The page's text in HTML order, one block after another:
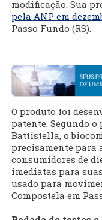
modificação. Sua
pela ANP em
Passo Fundo (RS).
O produto foi
patente. Segundo
Battistella, o
precisamente para
consumidores de
imediatas para
usado para
Compostela em